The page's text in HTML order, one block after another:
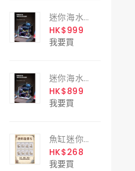
迷你海水背濾套缸 30cm
HK$999
我要買
迷你海水背濾套缸 25cm
HK$899
我要買
魚缸迷你造景石 Miniature Aquarium Rocks
HK$268
我要買